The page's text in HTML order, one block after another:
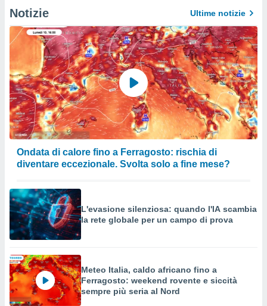
Notizie Ultime notizie
Ondata di calore fino a Ferragosto: rischia di
diventare eccezionale. Svolta solo a fine mese?
L'evasione silenziosa: quando l'IA scambia
la rete globale per un campo di prova
Meteo Italia, caldo africano fino a
Ferragosto: weekend rovente e siccità
sempre più seria al Nord